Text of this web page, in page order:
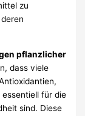
zu
pflanzlicher
dass viele
essentiell für die
sind. Diese